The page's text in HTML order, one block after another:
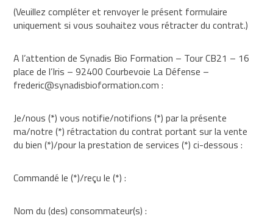
(Veuillez compléter et renvoyer le présent formulaire
uniquement si vous souhaitez vous rétracter du contrat.)
A l’attention de Synadis Bio Formation – Tour CB21 – 16
place de l’Iris – 92400 Courbevoie La Défense –
frederic@synadisbioformation.com :
Je/nous (*) vous notifie/notifions (*) par la présente
ma/notre (*) rétractation du contrat portant sur la vente
du bien (*)/pour la prestation de services (*) ci-dessous :
Commandé le (*)/reçu le (*) :
Nom du (des) consommateur(s) :